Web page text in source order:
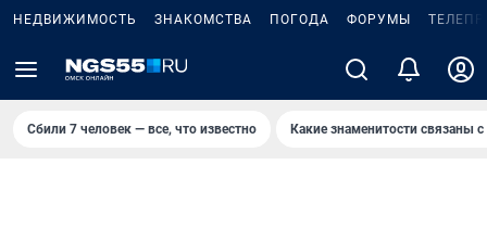
НЕДВИЖИМОСТЬ ЗНАКОМСТВА ПОГОДА ФОРУМЫ
Сбили 7 человек — все, что известно Какие знаменитости связаны